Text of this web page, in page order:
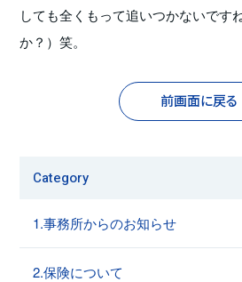
しても全くもって追いつかないです
か？）笑。
前画面に戻る
Category
1.事務所からのお知らせ
2.保険について